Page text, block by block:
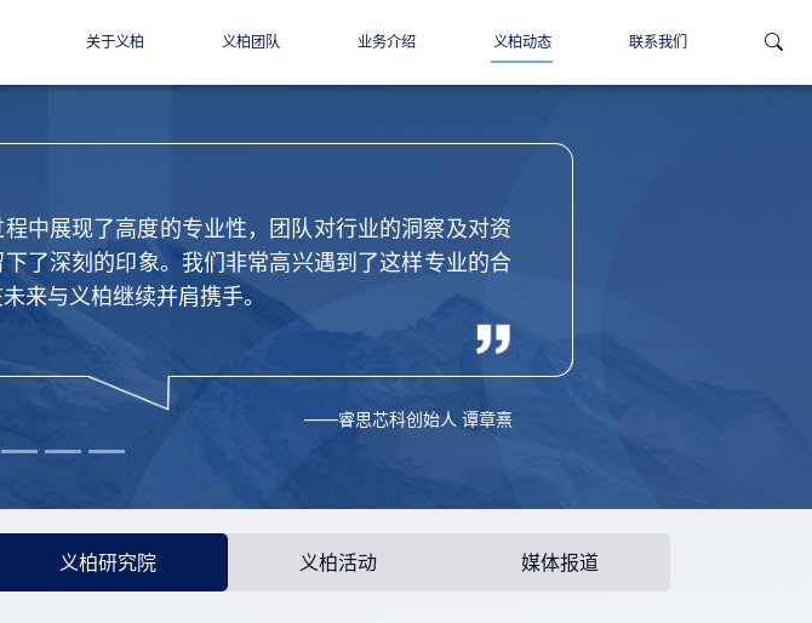
关于义柏 义柏团队 业务介绍 义柏动态 联系我们
义柏研究院 义柏活动 媒体报道